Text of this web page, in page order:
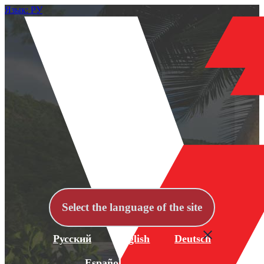
Язык: РУ
Select the language of the site
Русский English Deutsch